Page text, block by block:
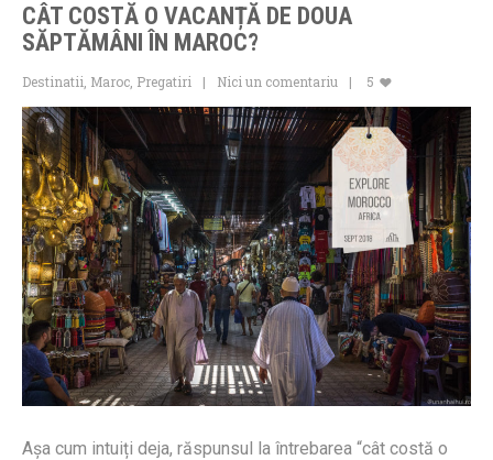
CÂT COSTĂ O VACANȚĂ DE DOUA
SĂPTĂMÂNI ÎN MAROC?
Destinatii Maroc Pregatiri Nici un comentariu 5
Așa cum intuiți deja, răspunsul la întrebarea “cât costă o